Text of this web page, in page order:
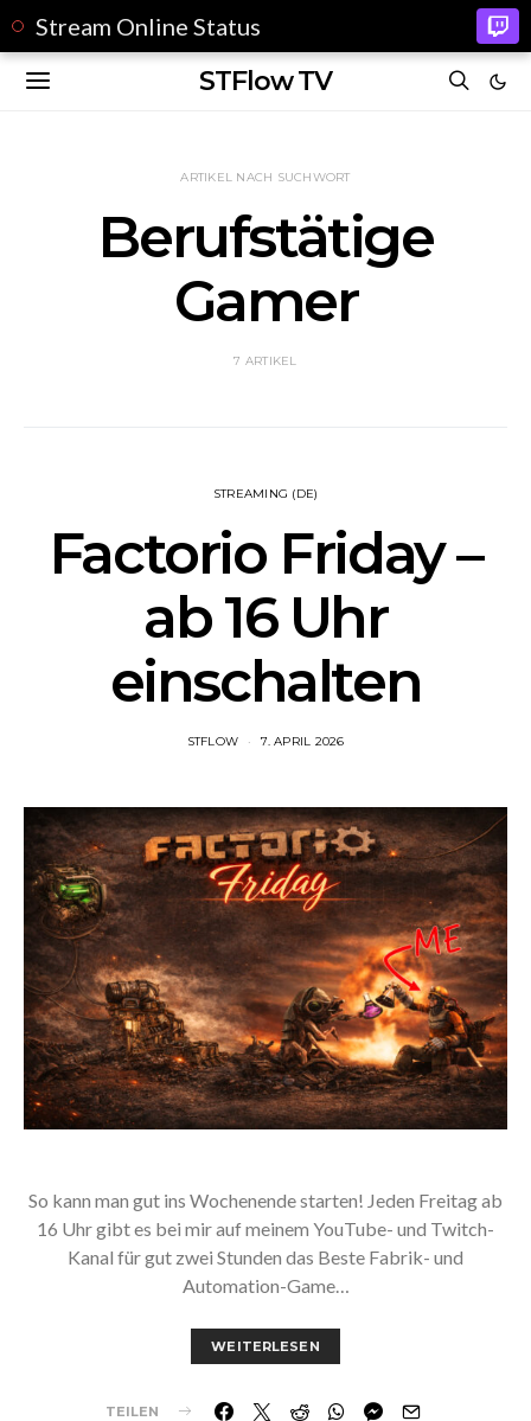
Stream Online Status
STFlow TV
ARTIKEL NACH SUCHWORT
Berufstätige
Gamer
7 ARTIKEL
STREAMING (DE)
Factorio Friday –
ab 16 Uhr
einschalten
STFLOW 7. APRIL 2026
So kann man gut ins Wochenende starten! Jeden Freitag ab
16 Uhr gibt es bei mir auf meinem YouTube- und Twitch-
Kanal für gut zwei Stunden das Beste Fabrik- und
Automation-Game…
WEITERLESEN
TEILEN